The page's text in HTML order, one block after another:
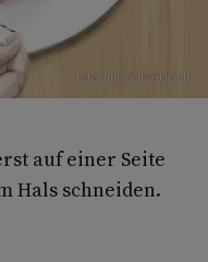
Foto: Julia Schweikhardt
auf einer Seite
Hals schneiden.